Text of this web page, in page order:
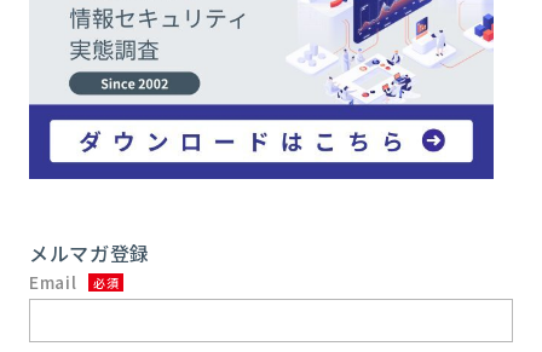
メルマガ登録
Email